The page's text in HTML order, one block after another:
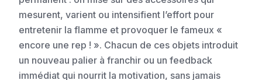
mesurent, varient ou intensifient l’effort pour
entretenir la flamme et provoquer le fameux «
encore une rep ! ». Chacun de ces objets introduit
un nouveau palier à franchir ou un feedback
immédiat qui nourrit la motivation, sans jamais